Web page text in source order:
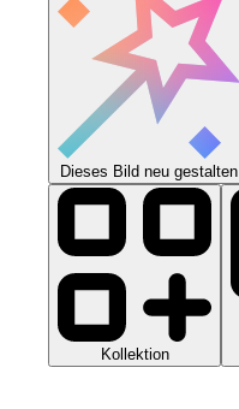
Dieses Bild neu gestalten
Kollektion